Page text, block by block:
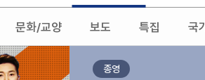
문화/교양 보도 특집 국
종영